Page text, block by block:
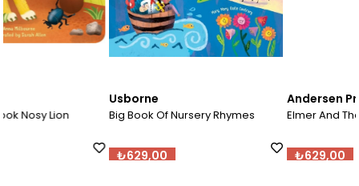
Big Book Of Nursery Rhymes Elmer And The Race